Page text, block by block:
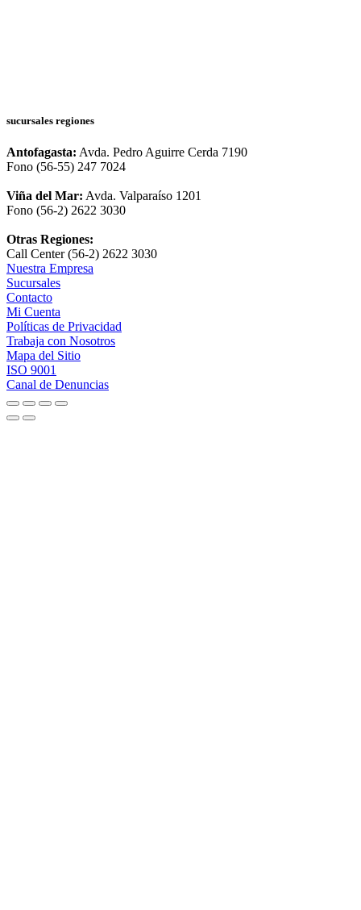
sucursales regiones
Antofagasta: Avda. Pedro Aguirre Cerda 7190
Fono (56-55) 247 7024
Viña del Mar: Avda. Valparaíso 1201
Fono (56-2) 2622 3030
Otras Regiones:
Call Center (56-2) 2622 3030
Nuestra Empresa
Sucursales
Contacto
Mi Cuenta
Políticas de Privacidad
Trabaja con Nosotros
Mapa del Sitio
ISO 9001
Canal de Denuncias